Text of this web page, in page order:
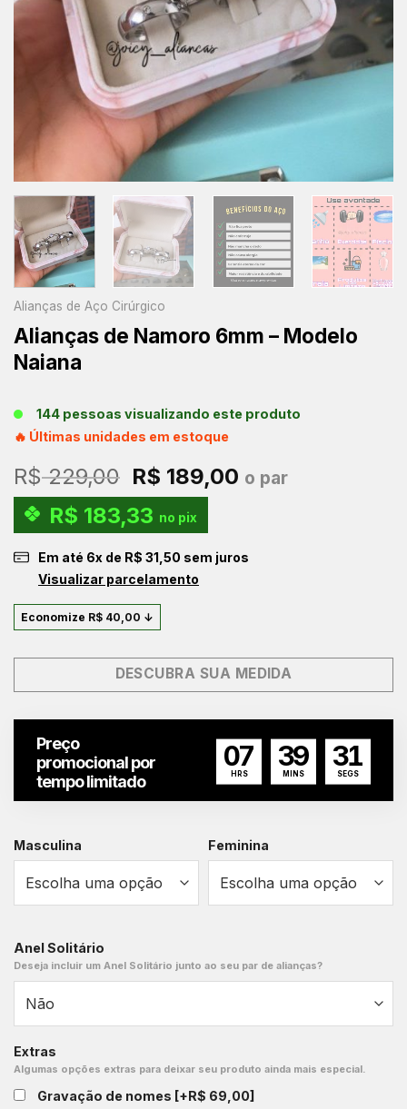
Alianças de Aço Cirúrgico
Alianças de Namoro 6mm – Modelo
Naiana
144 pessoas visualizando este produto
🔥 Últimas unidades em estoque
R$229,00 O
preço
original
era:
R$ 229,00.
R$ 189,00 O
R$ 189,00.
o par
R$ 183,33 no pix
Em até 6x de R$ 31,50 sem juros
Visualizar parcelamento
Economize R$ 40,00 ↓
DESCUBRA SUA MEDIDA
Preço
promocional por
tempo limitado
07
HRS
39
MINS
30
SEGS
Masculina Feminina
Anel Solitário
Deseja incluir um Anel Solitário junto ao seu par de alianças?
Extras
Algumas opções extras para deixar seu produto ainda mais especial.
Gravação de nomes [+R$ 69,00]